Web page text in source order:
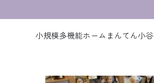
小規模多機能ホームまんてん小谷